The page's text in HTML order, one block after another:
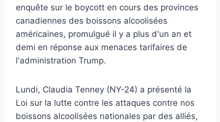
enquête sur le boycott en cours des provinces
canadiennes des boissons alcoolisées
américaines, promulgué il y a plus d'un an et
demi en réponse aux menaces tarifaires de
l'administration Trump.
Lundi, Claudia Tenney (NY-24) a présenté la
Loi sur la lutte contre les attaques contre nos
boissons alcoolisées nationales par des alliés,